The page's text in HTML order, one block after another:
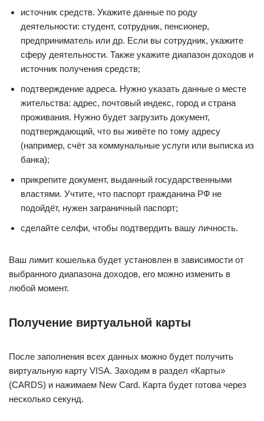
источник средств. Укажите данные по роду
деятельности: студент, сотрудник, пенсионер,
предприниматель или др. Если вы сотрудник, укажите
сферу деятельности. Также укажите диапазон доходов и
источник получения средств;
подтверждение адреса. Нужно указать данные о месте
жительства: адрес, почтовый индекс, город и страна
проживания. Нужно будет загрузить документ,
подтверждающий, что вы живёте по тому адресу
(например, счёт за коммунальные услуги или выписка из
банка);
прикрепите документ, выданный государственными
властями. Учтите, что паспорт гражданина РФ не
подойдёт, нужен заграничный паспорт;
сделайте селфи, чтобы подтвердить вашу личность.
Ваш лимит кошелька будет установлен в зависимости от
выбранного диапазона доходов, его можно изменить в
любой момент.
Получение виртуальной карты
После заполнения всех данных можно будет получить
виртуальную карту VISA. Заходим в раздел «Карты»
(CARDS) и нажимаем New Card. Карта будет готова через
несколько секунд.